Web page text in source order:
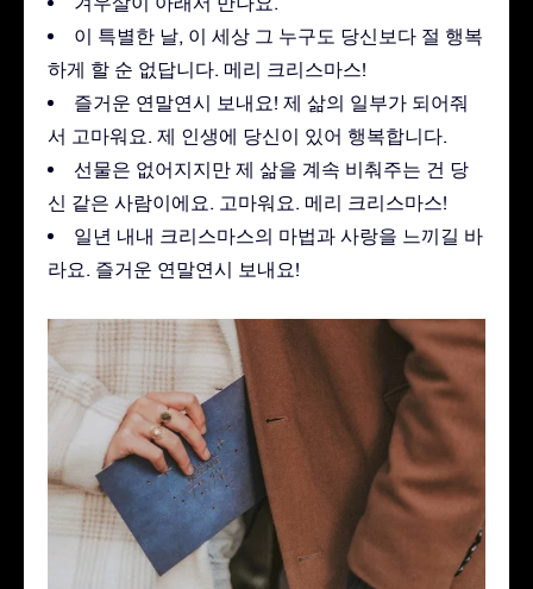
이 특별한 날, 이 세상 그 누구도 당신보다 절 행복
하게 할 순 없답니다. 메리 크리스마스!
즐거운 연말연시 보내요! 제 삶의 일부가 되어줘
서 고마워요. 제 인생에 당신이 있어 행복합니다.
선물은 없어지지만 제 삶을 계속 비춰주는 건 당
신 같은 사람이에요. 고마워요. 메리 크리스마스!
일년 내내 크리스마스의 마법과 사랑을 느끼길 바
라요. 즐거운 연말연시 보내요!